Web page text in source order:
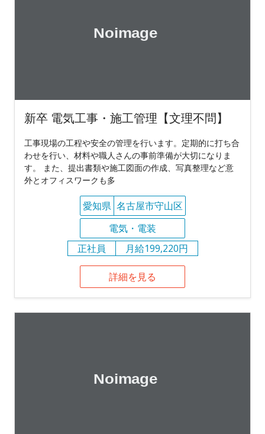
新卒 電気工事・施工管理【文理不問】
工事現場の工程や安全の管理を行います。定期的に打ち合
わせを行い、材料や職人さんの事前準備が大切になりま
す。 また、提出書類や施工図面の作成、写真整理など意
外とオフィスワークも多
愛知県 名古屋市守山区
電気・電装
正社員
月給199,220円
詳細を見る